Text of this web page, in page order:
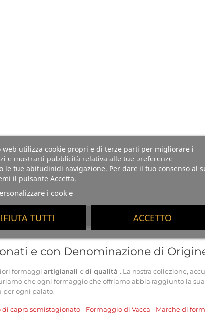
web utilizza cookie propri e di terze parti per migliorare i
e mostrarti pubblicità relativa alle tue preferenze
le tue abitudinidi navigazione. Per dare il tuo consenso al
il pulsante Accetta.
i cookie
TUTTI ACCETTO
e con Denominazione di
formaggi artigianali edi qualità . La nostra collezione,
che ogni formaggio che offriamo abbia raggiunto la
per ogni palato.
di capra semistagionato- Formaggio di Vacca - Marche di